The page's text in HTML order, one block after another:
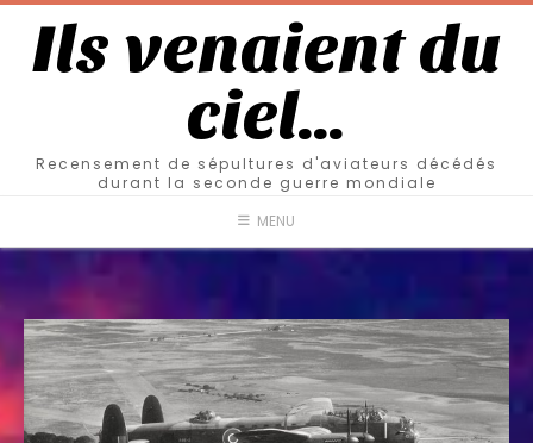
Ils venaient du
ciel…
Recensement de sépultures d'aviateurs décédés
durant la seconde guerre mondiale
MENU